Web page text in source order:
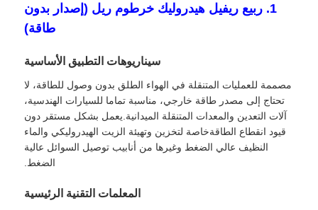
1. ربيع ريفيل هيدروليك خرطوم ريل (إصدار بدون
طاقة)
سيناريوهات التطبيق الأساسية
مصممة للعمليات المتنقلة في الهواء الطلق بدون وصول للطاقة، لا
تحتاج إلى مصدر طاقة خارجي، مناسبة تماما للسيارات الهندسية،
آلات التعدين والمعدات المتنقلة الميدانية.يعمل بشكل مستقر دون
قيود انقطاع الطاقةخاصة لتخزين وتهيئة الزيت الهيدروليكي والماء
النظيف عالي الضغط وغيرها من أنابيب توصيل السوائل عالية
الضغط.
المعلمات التقنية الرئيسية